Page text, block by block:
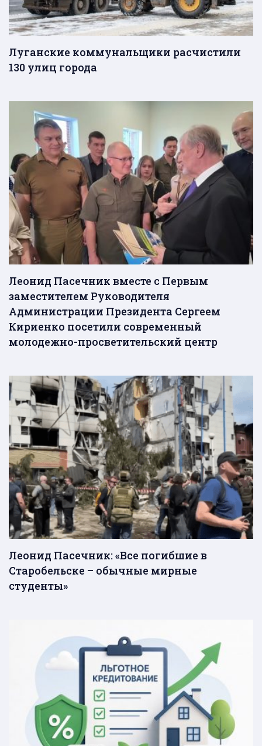
Луганские коммунальщики расчистили
130 улиц города
Леонид Пасечник вместе с Первым
заместителем Руководителя
Администрации Президента Сергеем
Кириенко посетили современный
молодежно-просветительский центр
Леонид Пасечник: «Все погибшие в
Старобельске – обычные мирные
студенты»